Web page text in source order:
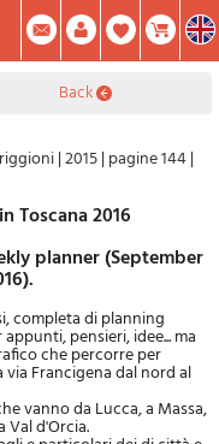
Summary
Mod. Password
back
|2015| pagine 144|
Toscana 2016
completa di planning
pensieri, idee... ma
che percorre per
Francigena dal nord al
vanno da Lucca, a Massa,
Val d'Orcia.